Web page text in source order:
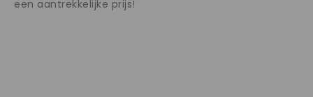
een aantrekkelijke prijs!